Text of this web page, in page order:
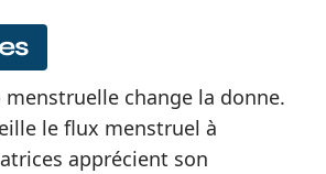
change la donne.
le flux menstruel à
apprécient son